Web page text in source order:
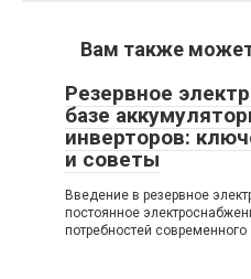
Вам также
Резервное
базе
инверторов:
и советы
Введение в резервное
постоянное
потребностей современного